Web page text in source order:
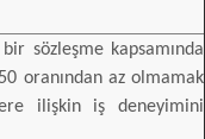
sözleşme kapsamında
oranından az olmamak
ilişkin iş deneyimini